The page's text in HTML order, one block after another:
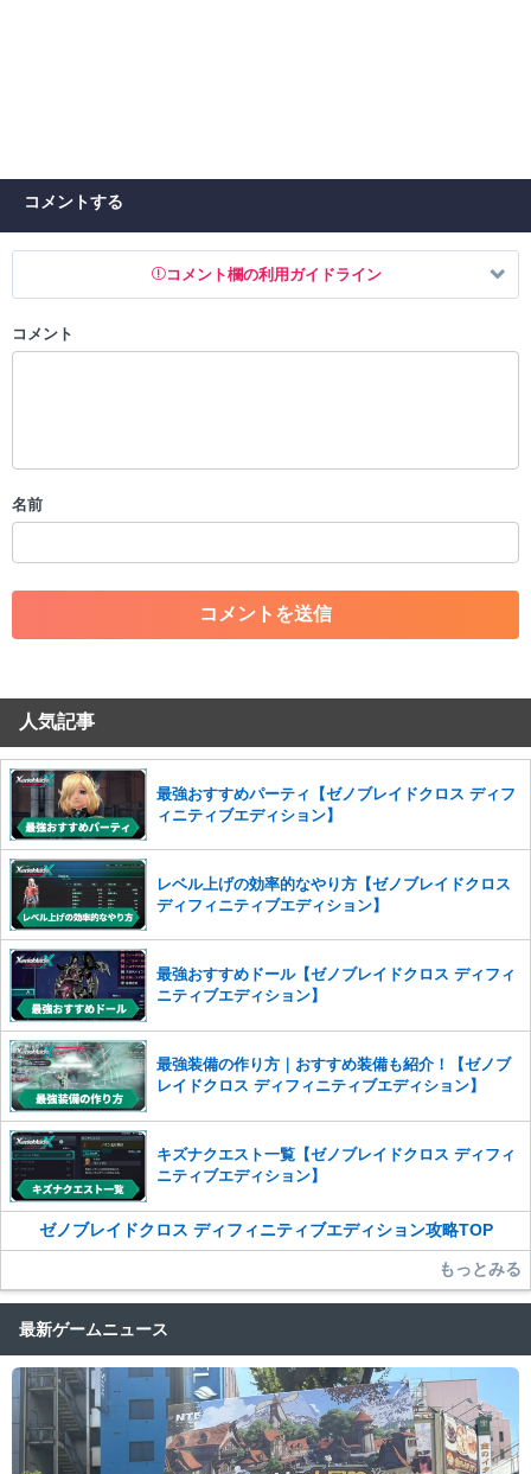
コメントする
コメント欄の利用ガイドライン
以下の書き込みを禁止とし、場合によってはコメント削除や書き込み制
・一度削除された投稿を再び投稿すること
・アカウントの売買など金銭が絡む内容の投稿
・各ゲームのネタバレを含む内容の投稿
・その他、管理者が不適切と判断した投稿
コメントの削除を申請する
せていただきます。ご了承ください。
※一度削除したコメントは復元ができませんのでご注意くだ
さい。
また、過度な利用規約の違反や、弊社に損害の及ぶ内容の書き込みがあ
った場合は、法的措置をとらせていただく場合もございますので、あら
かじめご理解くださいませ。
コメント
名前
人気記事
最強おすすめパーティ【ゼノブレイドクロス ディフ
ィニティブエディション】
レベル上げの効率的なやり方【ゼノブレイドクロス
ディフィニティブエディション】
最強おすすめドール【ゼノブレイドクロス ディフィ
ニティブエディション】
最強装備の作り方｜おすすめ装備も紹介！【ゼノブ
レイドクロス ディフィニティブエディション】
キズナクエスト一覧【ゼノブレイドクロス ディフィ
ニティブエディション】
ゼノブレイドクロス ディフィニティブエディション攻略TOP
もっとみる
最新ゲームニュース